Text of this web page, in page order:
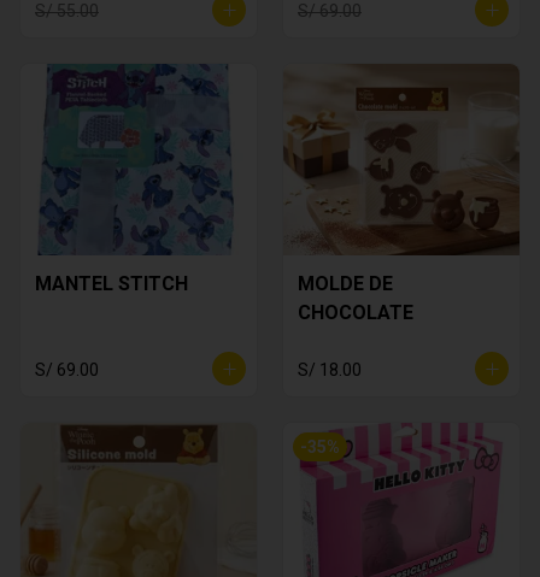
S/ 55.00
S/ 69.00
MANTEL STITCH
S/ 69.00
MOLDE DE
CHOCOLATE
S/ 18.00
-35%